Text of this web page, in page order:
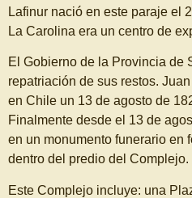
Lafinur nació en este paraje el
La Carolina era un centro de
El Gobierno de la Provincia de
repatriación de sus restos.
en Chile un 13 de agosto de
Finalmente desde el 13 de
en un monumento funerario en
dentro del predio del Complejo.
Este Complejo incluye: una